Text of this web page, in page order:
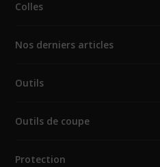
Colles
Nos derniers articles
Outils
Outils de coupe
Protection